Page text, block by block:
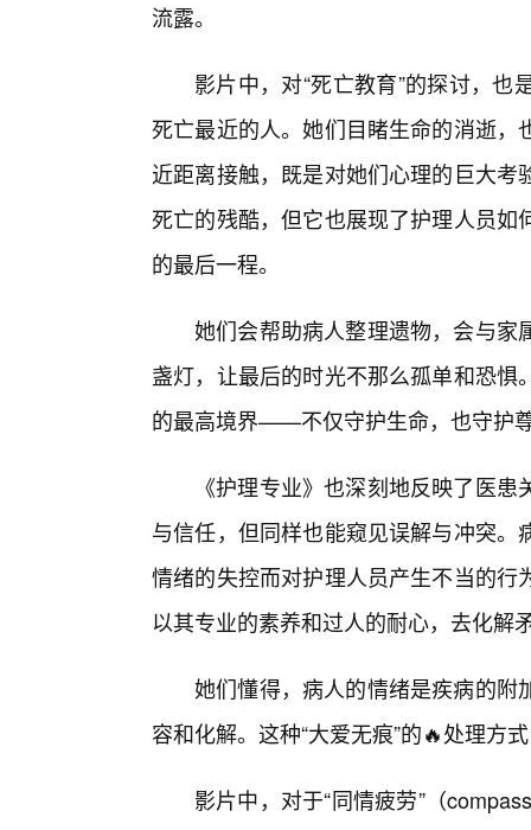
流露。
影片中，对“死亡教育”的探讨，
死亡最近的人。她们目睹生命的消逝
近距离接触，既是对她们心理的巨大
死亡的残酷，但它也展现了护理人员
的最后一程。
她们会帮助病人整理遗物，会与家
盏灯，让最后的时光不那么孤单和恐
的最高境界——不仅守护生命，也守护
《护理专业》也深刻地反映了医
与信任，但同样也能窥见误解与冲突
情绪的失控而对护理人员产生不当的
以其专业的素养和过人的耐心，去化解
她们懂得，病人的情绪是疾病的附
容和化解。这种“大爱无痕”的🔥处理方
影片中，对于“同情疲劳”（